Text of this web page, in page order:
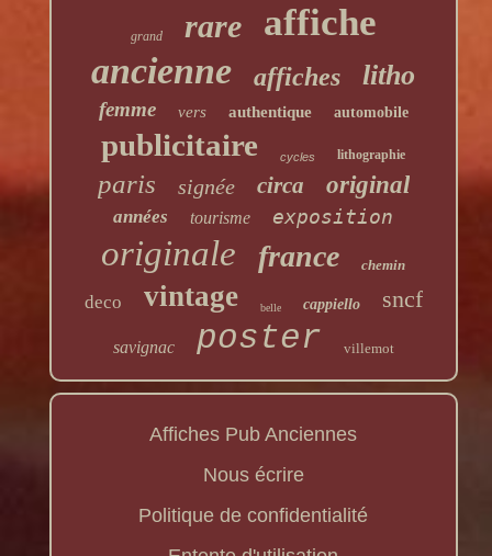
grand rare affiche
ancienne affiches litho
femme vers authentique automobile
publicitaire cycles lithographie
paris signée circa original
années tourisme exposition
originale france chemin
deco vintage belle cappiello sncf
savignac poster villemot
Affiches Pub Anciennes
Nous écrire
Politique de confidentialité